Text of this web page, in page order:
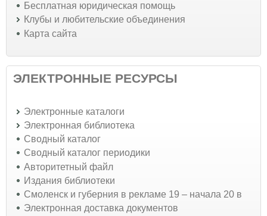
Бесплатная юридическая помощь
Клубы и любительские объединения
Карта сайта
ЭЛЕКТРОННЫЕ РЕСУРСЫ
Электронные каталоги
Электронная библиотека
Сводный каталог
Сводный каталог периодики
Авторитетный файл
Издания библиотеки
Смоленск и губерния в рекламе 19 – начала 20 в
Электронная доставка документов